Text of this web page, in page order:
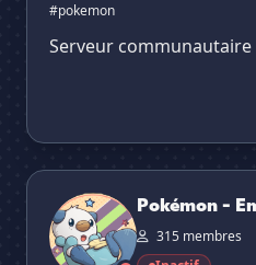
#pokemon
Serveur
Pokémon - Emote 3.0
Pokémon -
315 membres